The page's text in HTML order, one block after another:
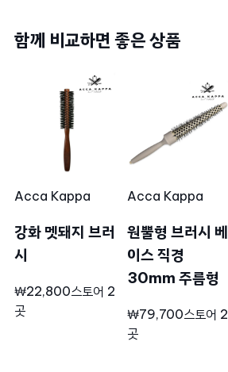
함께 비교하면 좋은 상품
Acca Kappa
강화 멧돼지 브러
시
₩22,800스토어 2
곳
Acca Kappa
원뿔형 브러시 베
이스 직경
30mm 주름형
₩79,700스토어 2
곳